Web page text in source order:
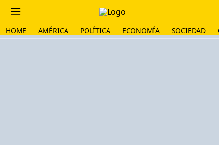
HOME AMÉRICA POLÍTICA ECONOMÍA SOCIEDAD